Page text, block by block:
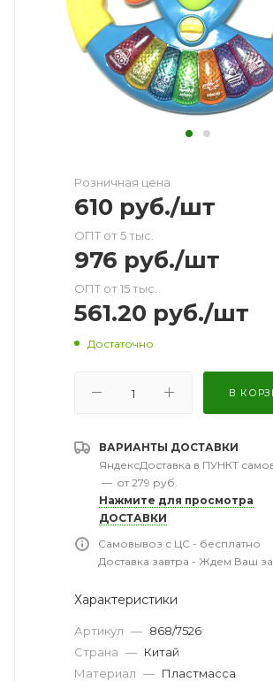
Розничная цена
610 руб./шт
ОПТ от 5 тыс.
976 руб./шт
ОПТ от 15 тыс.
561.20 руб./шт
Достаточно
В
ВАРИАНТЫ ДОСТАВКИ
ЯндексДоставка в ПУНКТ
— от 279 руб.
Нажмите для просмотра
ДОСТАВКИ
Самовывоз с ЦС - бесплатно
Доставка завтра - Ждем Ваш
Характеристики
Артикул — 868/7526
Страна — Китай
Материал — Пластмасса